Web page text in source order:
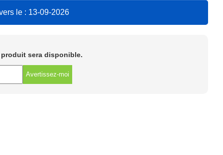
le : 13-09-2026
sera disponible.
Avertissez-moi